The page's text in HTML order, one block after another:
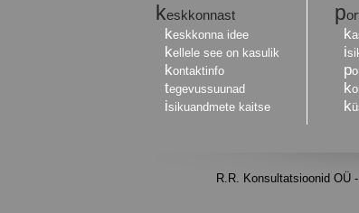
keskkonnast
keskkonna idee
kellele see on kasulik
kontaktinfo
tegevussuunad
isikuandmete kaitse
p
k
i
p
k
k
R.R. Konsultatsioonid